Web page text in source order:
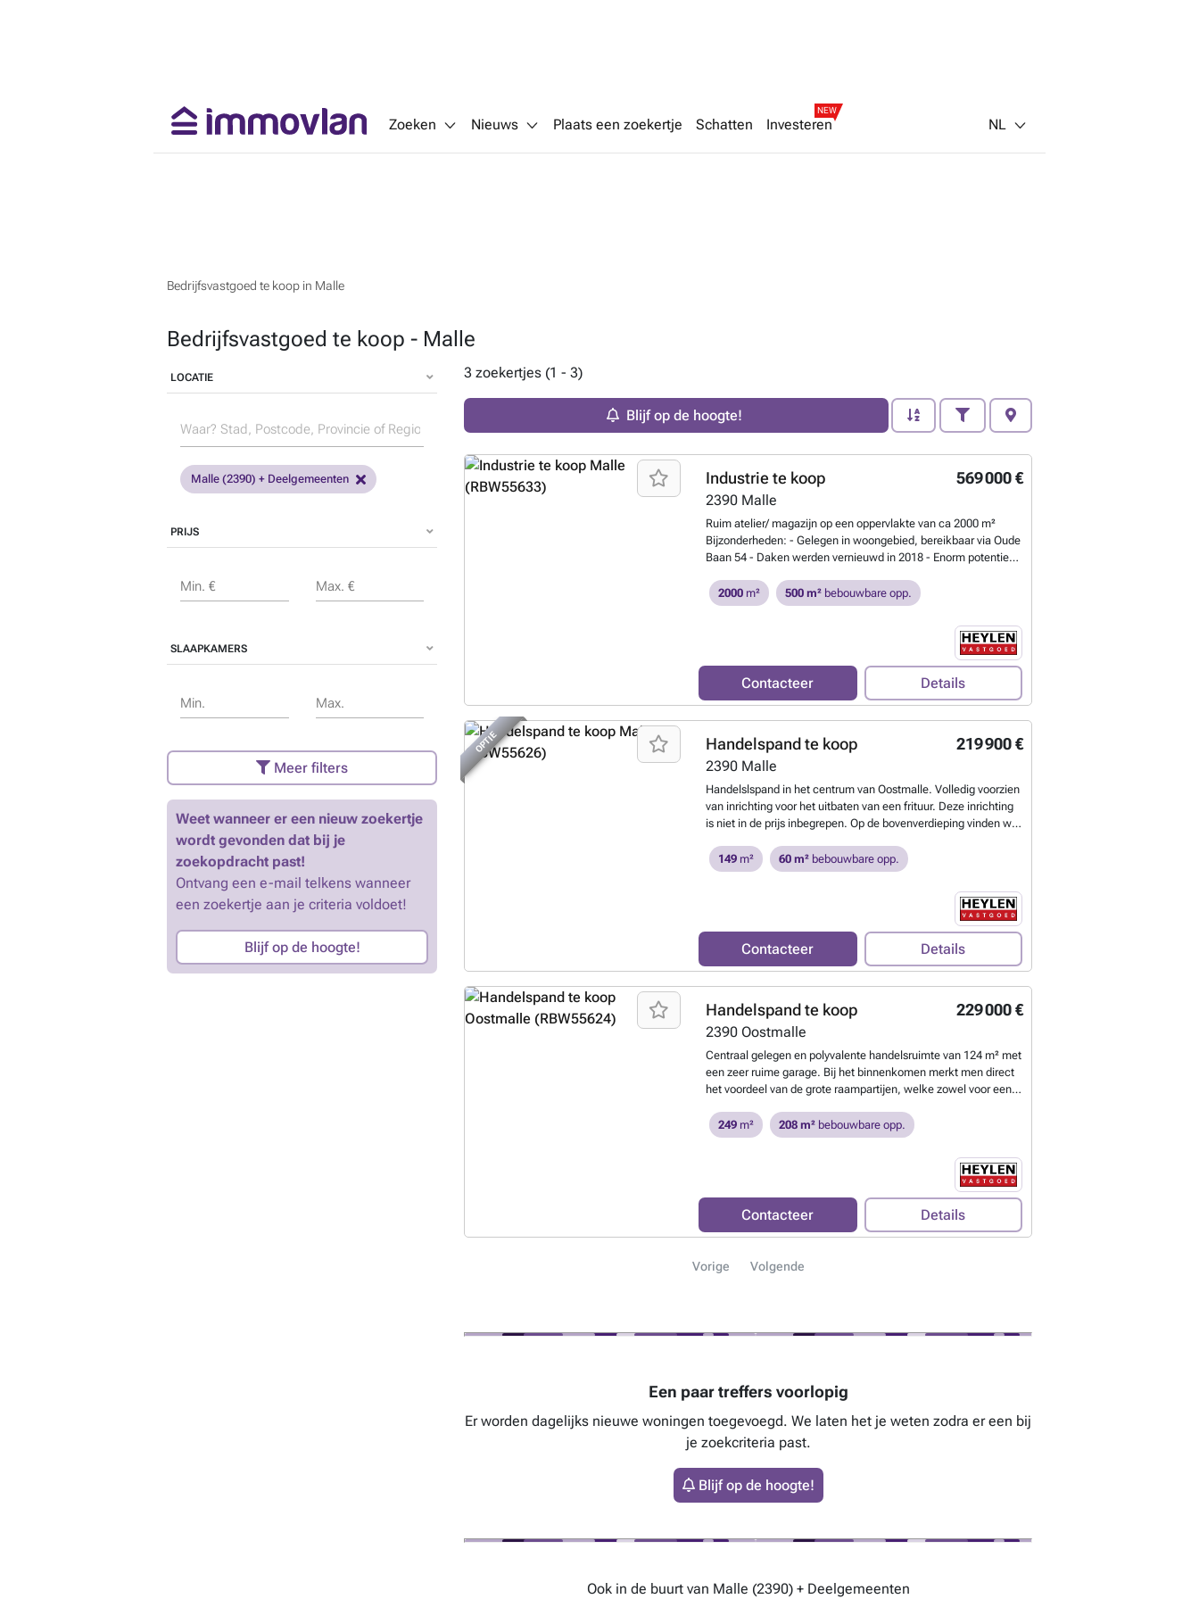
Zoeken Nieuws Plaats een zoekertje Schatten Investeren
NEW
NL
Bedrijfsvastgoed te koop in Malle
Bedrijfsvastgoed te koop - Malle
LOCATIE
Malle (2390) + Deelgemeenten
PRIJS
Min. € Max. €
SLAAPKAMERS
Min. Max.
Meer filters
Weet wanneer er een nieuw zoekertje
wordt gevonden dat bij je
zoekopdracht past!
Ontvang een e-mail telkens wanneer
een zoekertje aan je criteria voldoet!
Blijf op de hoogte!
3 zoekertjes (1 - 3)
Blijf op de hoogte!
569 000 €
Industrie te koop
2390 Malle
Ruim atelier/ magazijn op een oppervlakte van ca 2000 m²
Bijzonderheden: - Gelegen in woongebied, bereikbaar via Oude
Baan 54 - Daken werden vernieuwd in 2018 - Enorm potentieel
Plannen zijn verkrijgbaar Wg, Vg, Gvv, Gvkr, Gmo ( Info
stedenbouw in aanvraag) Oppervlaktes zijn indicatief
2000 m² 500 m² bebouwbare opp.
Contacteer Details
OPTIE 219 900 €
Handelspand te koop
2390 Malle
Handelslspand in het centrum van Oostmalle. Volledig voorzien
van inrichting voor het uitbaten van een frituur. Deze inrichting
is niet in de prijs inbegrepen. Op de bovenverdieping vinden we
Gvg, Gvkr ( Info stedenbouw in aanvraag) Maatregelenregister
in aanvraag. Oppervlaktes zijn indicatief en conform EPC. EPC-
149 m² 60 m² bebouwbare opp.
Contacteer Details
229 000 €
Handelspand te koop
2390 Oostmalle
Centraal gelegen en polyvalente handelsruimte van 124 m² met
een zeer ruime garage. Bij het binnenkomen merkt men direct
het voordeel van de grote raampartijen, welke zowel voor een
commercieel gebied. Daarbij heeft het handelspand achteraan
nog 2 polyvalente ruimtes, welke zowel via de commerciële
ruimte als via de zijingang kan betreden worden. Deze ruimtes
kunnen dienstig zijn als bureauruimte of opslagruimte. Voor
zowel de particulieren als de medewerkers is er voldoende
parkeergelegenheid in de nabije omgeving. De totale
oppervlakte, inclusief de garage, is ca. 200m². Niet te missen
voor iemand met ambitieuze toekomstplannen! Contacteer ons
voor meer informatie of een gratis waardebepaling. ###
weten?
249 m² 208 m² bebouwbare opp.
Contacteer Details
Vorige Volgende
Een paar treffers voorlopig
Er worden dagelijks nieuwe woningen toegevoegd. We laten het je weten zodra er een bij
je zoekcriteria past.
Blijf op de hoogte!
Ook in de buurt van Malle (2390) + Deelgemeenten